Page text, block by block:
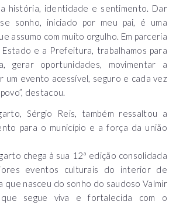
história, identidade e sentimento. Dar
sonho, iniciado por meu pai, é uma
assumo com muito orgulho. Em parceria
e a Prefeitura, trabalhamos para
gerar oportunidades, movimentar a
um evento acessível, seguro e cada vez
destacou.
Sérgio Reis, também ressaltou a
para o município e a força da união
chega à sua 12ª edição consolidada
eventos culturais do interior de
que nasceu do sonho do saudoso Valmir
segue viva e fortalecida com o